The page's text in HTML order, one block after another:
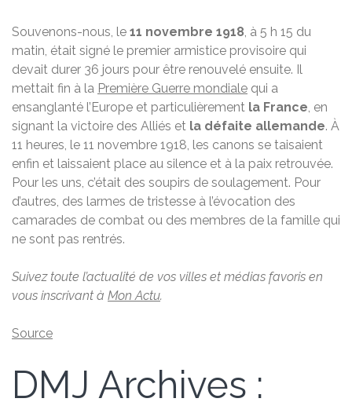
Souvenons-nous, le 11 novembre 1918, à 5 h 15 du
matin, était signé le premier armistice provisoire qui
devait durer 36 jours pour être renouvelé ensuite. Il
mettait fin à la Première Guerre mondiale qui a
ensanglanté l’Europe et particulièrement la France, en
signant la victoire des Alliés et la défaite allemande. À
11 heures, le 11 novembre 1918, les canons se taisaient
enfin et laissaient place au silence et à la paix retrouvée.
Pour les uns, c’était des soupirs de soulagement. Pour
d’autres, des larmes de tristesse à l’évocation des
camarades de combat ou des membres de la famille qui
ne sont pas rentrés.
Suivez toute l’actualité de vos villes et médias favoris en
vous inscrivant à Mon Actu.
Source
DMJ Archives :